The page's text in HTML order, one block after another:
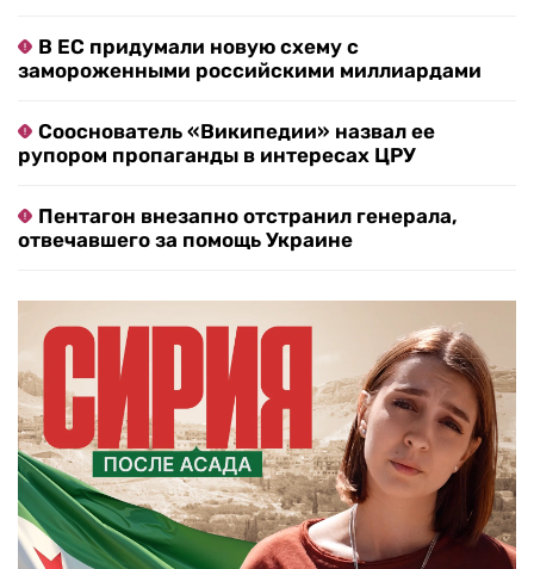
В ЕС придумали новую схему с
замороженными российскими миллиардами
Сооснователь «Википедии» назвал ее
рупором пропаганды в интересах ЦРУ
Пентагон внезапно отстранил генерала,
отвечавшего за помощь Украине